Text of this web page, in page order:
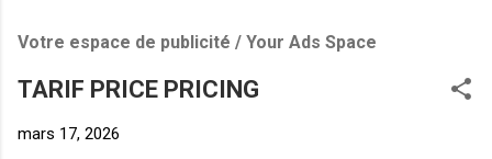
Votre espace de publicité / Your Ads Space
TARIF PRICE PRICING
mars 17, 2026